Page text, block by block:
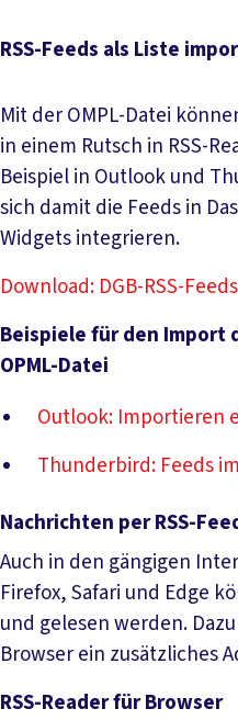
RSS-Feeds als Liste
Mit der OMPL-Datei
in einem Rutsch in RSS-
Beispiel in Outlook und
sich damit die Feeds in
Widgets integrieren.
Download: DGB-RSS-
Beispiele für den Import
OPML-Datei
Outlook: Importieren
Thunderbird: Feeds
Nachrichten per RSS-
Auch in den gängigen
Firefox, Safari und Edge
und gelesen werden.
Browser ein zusätzliches
RSS-Reader für Browser